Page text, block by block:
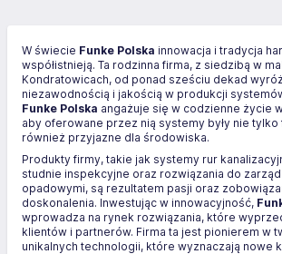
W świecie Funke Polska innowacja i tradycja
współistnieją. Ta rodzinna firma, z siedzibą w
Kondratowicach, od ponad sześciu dekad
niezawodnością i jakością w produkcji
Funke Polska angażuje się w codzienne życie
aby oferowane przez nią systemy były nie tylko
również przyjazne dla środowiska.
Produkty firmy, takie jak systemy rur
studnie inspekcyjne oraz rozwiązania do
opadowymi, są rezultatem pasji oraz
doskonalenia. Inwestując w innowacyjność,
wprowadza na rynek rozwiązania, które
klientów i partnerów. Firma ta jest pionierem w
unikalnych technologii, które wyznaczają nowe